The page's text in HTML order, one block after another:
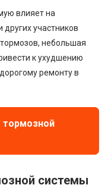
влияет на
участников
небольшая
к ухудшению
ремонту в
тормозной
системы